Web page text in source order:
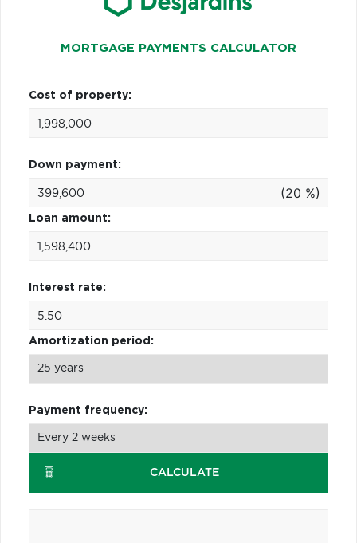
MORTGAGE PAYMENTS CALCULATOR
Cost of property:
Down payment:
(20 %)
Loan amount:
Interest rate:
Amortization period:
Payment frequency:
CALCULATE